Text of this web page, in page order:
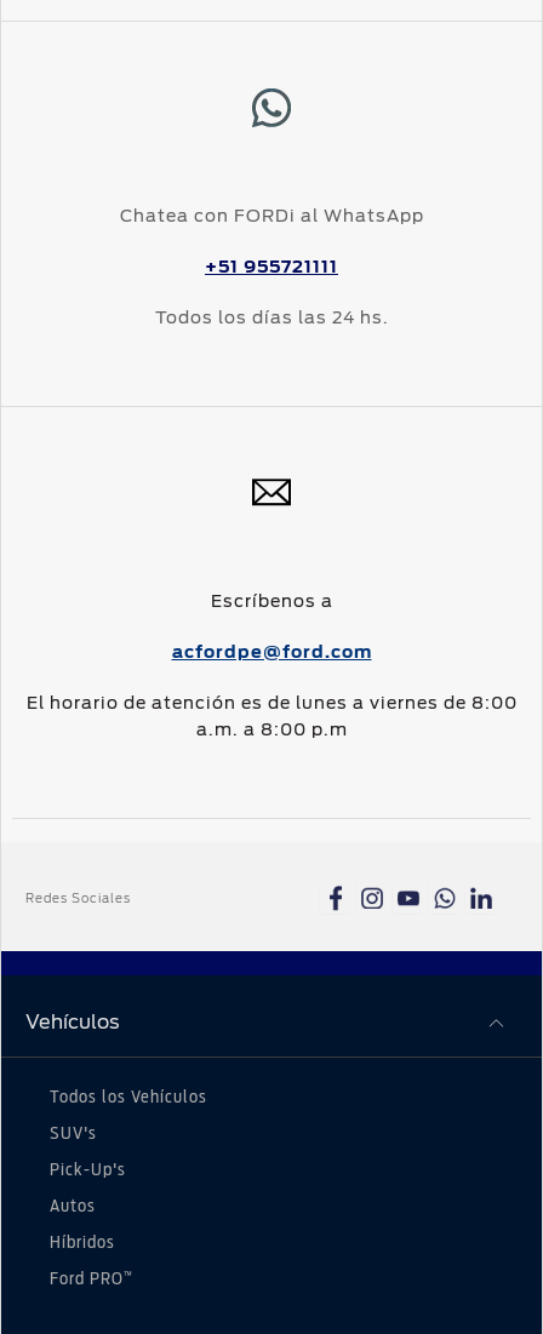
Chatea con FORDi al WhatsApp
+51 955721111
Todos los días las 24 hs.
Escríbenos a
acfordpe@ford.com
El horario de atención es de lunes a viernes de 8:00
a.m. a 8:00 p.m
Redes Sociales
Vehículos
Todos los Vehículos
SUV's
Pick-Up's
Autos
Híbridos
Ford PRO™